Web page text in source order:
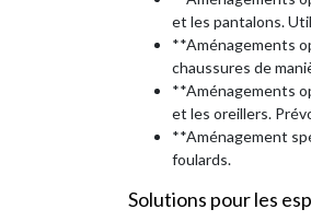
et les pantalons.
**Aménagements
chaussures de
**Aménagements
et les oreillers.
**Aménagement
foulards.
Solutions pour les